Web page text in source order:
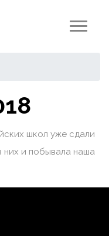
школ уже сдали
них и побывала наша